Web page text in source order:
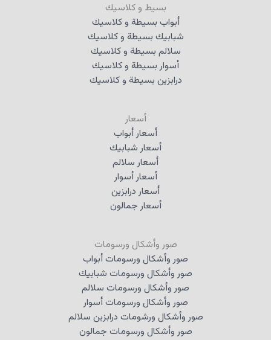
بسيط و كلاسيك
أبواب بسيطة و كلاسيك
شبابيك بسيطة و كلاسيك
سلالم بسيطة و كلاسيك
أسوار بسيطة و كلاسيك
درابزين بسيطة و كلاسيك
أسعار
أسعار أبواب
أسعار شبابيك
أسعار سلالم
أسعار أسوار
أسعار درابزين
أسعار جمالون
صور وأشكال ورسومات
صور وأشكال ورسومات أبواب
صور وأشكال ورسومات شبابيك
صور وأشكال ورسومات سلالم
صور وأشكال ورسومات أسوار
صور وأشكال ورشومات درابزين سلالم
صور وأشكال ورسومات جمالون